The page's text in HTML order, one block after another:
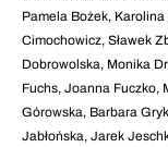
Pamela Bożek,
Cimochowicz, Sławek
Dobrowolska, Monika
Fuchs, Joanna Fuczko,
Górowska, Barbara
Jabłońska, Jarek